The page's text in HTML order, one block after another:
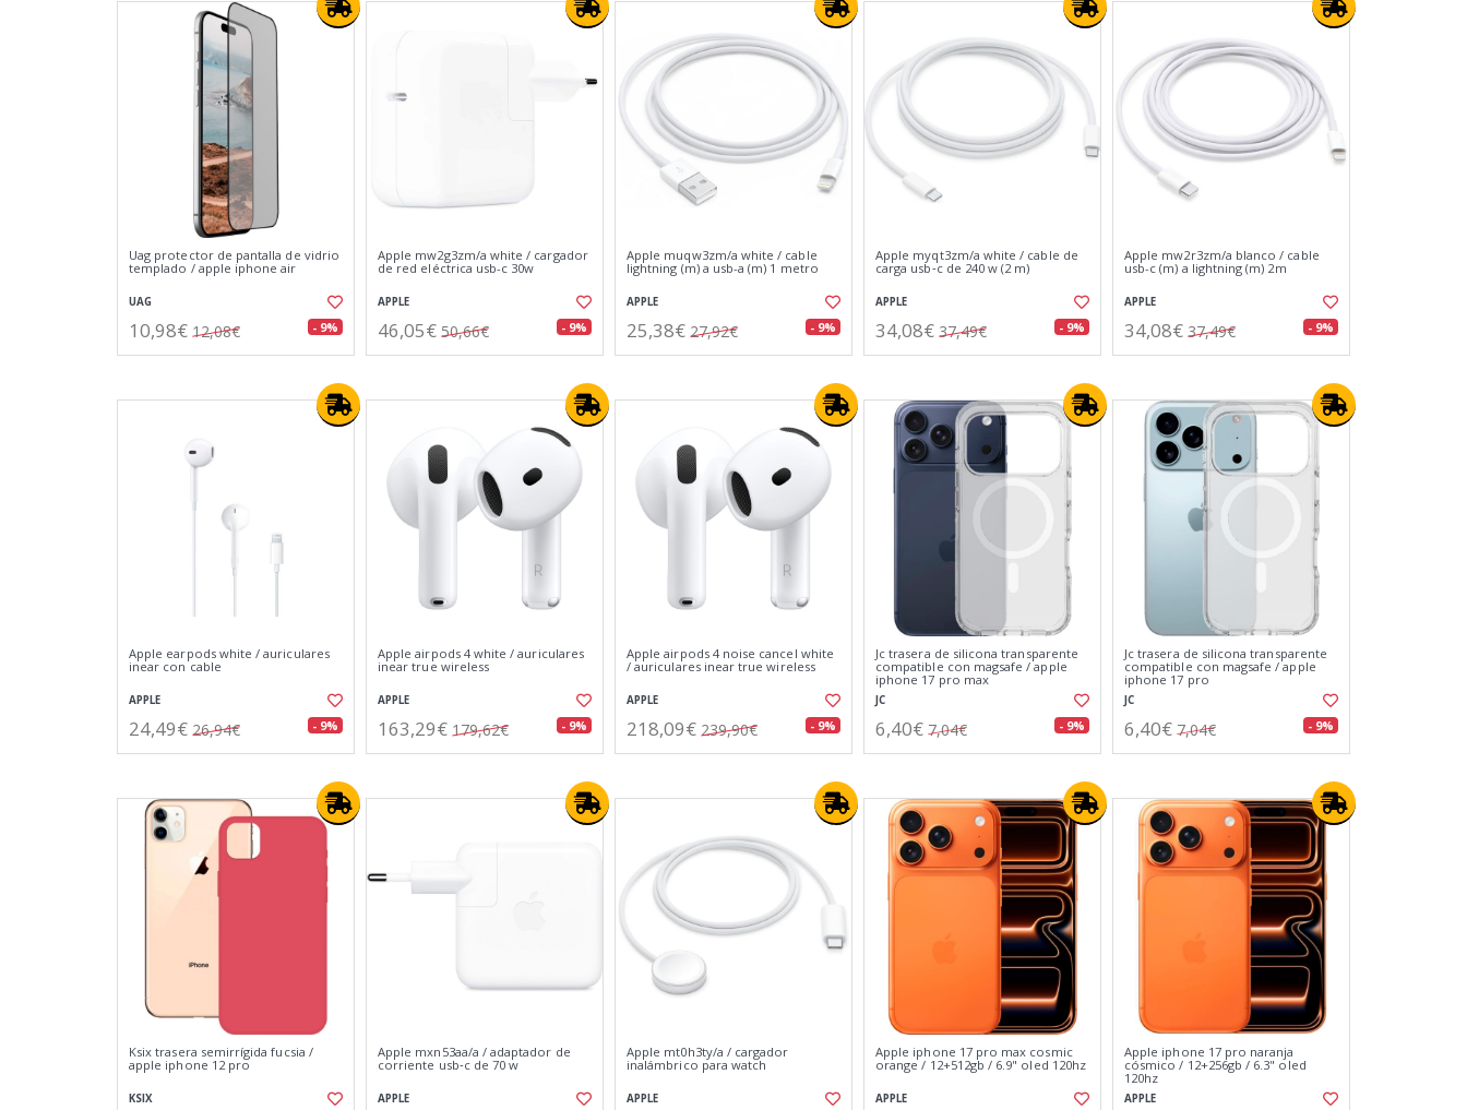
Uag protector de pantalla de vidrio
templado / apple iphone air
UAG
10,98€ 12,08€ - 9%
Apple mw2g3zm/a white / cargador
de red eléctrica usb-c 30w
APPLE
46,05€ 50,66€ - 9%
Apple muqw3zm/a white / cable
lightning (m) a usb-a (m) 1 metro
APPLE
25,38€ 27,92€ - 9%
Apple myqt3zm/a white / cable de
carga usb‑c de 240 w (2 m)
APPLE
34,08€ 37,49€ - 9%
Apple mw2r3zm/a blanco / cable
usb-c (m) a lightning (m) 2m
APPLE
34,08€ 37,49€ - 9%
Apple earpods white / auriculares
inear con cable
APPLE
24,49€ 26,94€ - 9%
Apple airpods 4 white / auriculares
inear true wireless
APPLE
163,29€ 179,62€ - 9%
Apple airpods 4 noise cancel white
/ auriculares inear true wireless
APPLE
218,09€ 239,90€ - 9%
Jc trasera de silicona transparente
compatible con magsafe / apple
iphone 17 pro max
JC
6,40€ 7,04€ - 9%
Jc trasera de silicona transparente
compatible con magsafe / apple
iphone 17 pro
JC
6,40€ 7,04€ - 9%
Ksix trasera semirrígida fucsia /
apple iphone 12 pro
KSIX
Apple mxn53aa/a / adaptador de
corriente usb‑c de 70 w
APPLE
Apple mt0h3ty/a / cargador
inalámbrico para watch
APPLE
Apple iphone 17 pro max cosmic
orange / 12+512gb / 6.9" oled 120hz
APPLE
Apple iphone 17 pro naranja
cósmico / 12+256gb / 6.3" oled
120hz
APPLE